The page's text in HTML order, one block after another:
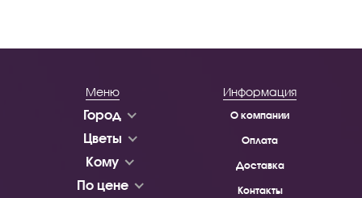
Меню
Город
Цветы
Кому
По цене
Информация
О компании
Оплата
Доставка
Контакты